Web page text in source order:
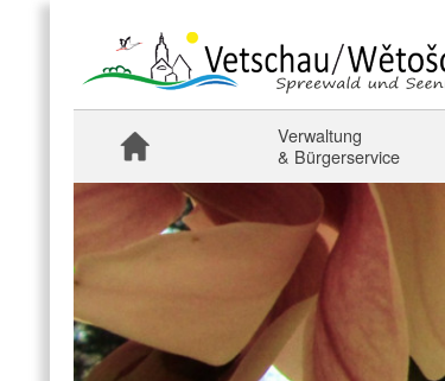
Verwaltung
& Bürgerservice